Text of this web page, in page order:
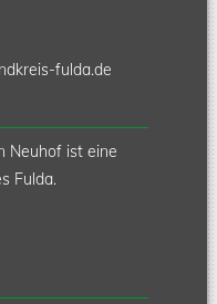
fulda.de
Neuhof ist eine
Fulda.